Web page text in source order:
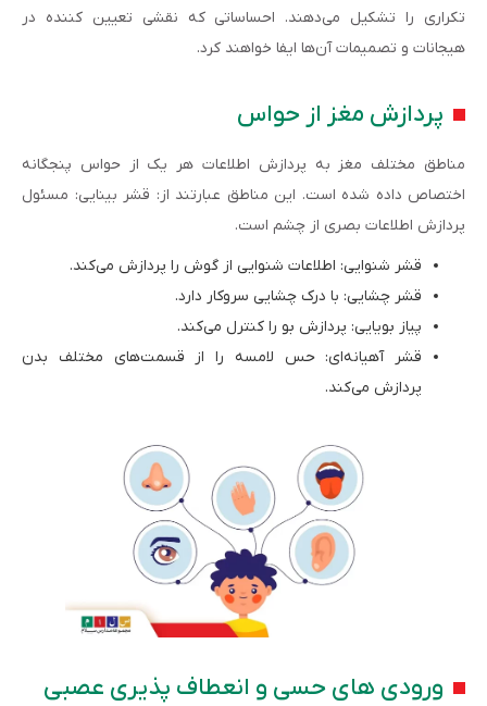
تکراری را تشکیل می‌دهند. احساساتی که نقشی تعیین کننده در
هیجانات و تصمیمات آن‌ها ایفا خواهند کرد.
پردازش مغز از حواس
مناطق مختلف مغز به پردازش اطلاعات هر یک از حواس پنجگانه
اختصاص داده شده است. این مناطق عبارتند از: قشر بینایی: مسئول
پردازش اطلاعات بصری از چشم است.
قشر شنوایی: اطلاعات شنوایی از گوش را پردازش می‌کند.
قشر چشایی: با درک چشایی سروکار دارد.
پیاز بویایی: پردازش بو را کنترل می‌کند.
قشر آهیانه‌ای: حس لامسه را از قسمت‌های مختلف بدن
پردازش می‌کند.
ورودی های حسی و انعطاف پذیری عصبی